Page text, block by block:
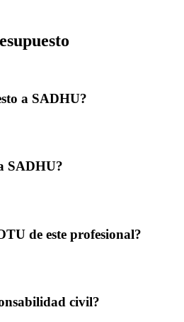
a SADHU?
SADHU?
de este profesional?
civil?